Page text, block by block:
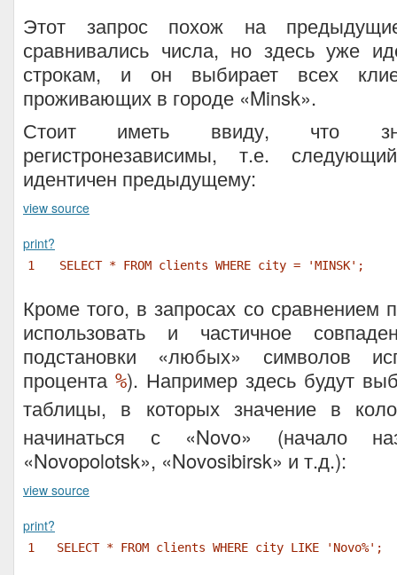
Этот запрос похож на
сравнивались числа, но здесь уже
строкам, и он выбирает всех
проживающих в городе «Minsk».
Стоит иметь ввиду, что
регистронезависимы, т.е.
идентичен предыдущему:
view source
print?
1 SELECT * FROM clients WHERE city = 'MINSK';
Кроме того, в запросах со сравнением
использовать и частичное
подстановки «любых» символов
процента %). Например здесь будут
таблицы, в которых значение в
начинаться с «Novo» (начало
«Novopolotsk», «Novosibirsk» и т.д.):
view source
print?
1 SELECT * FROM clients WHERE city LIKE 'Novo%';